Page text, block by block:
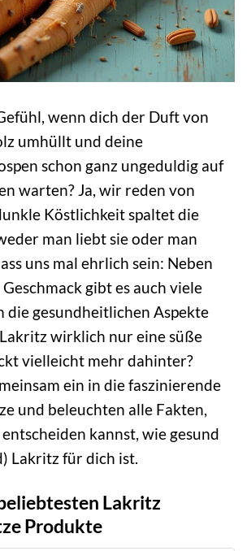
wenn dich der Duft von
umhüllt und deine
schon ganz ungeduldig auf
warten? Ja, wir reden von
Köstlichkeit spaltet die
man liebt sie oder man
uns mal ehrlich sein: Neben
gibt es auch viele
die gesundheitlichen Aspekte
wirklich nur eine süße
vielleicht mehr dahinter?
ein in die faszinierende
und beleuchten alle Fakten,
kannst, wie gesund
Lakritz für dich ist.
Lakritz
Produkte